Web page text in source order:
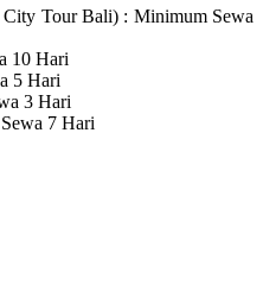
Tour Bali) : Minimum Sewa
10 Hari
5 Hari
3 Hari
7 Hari